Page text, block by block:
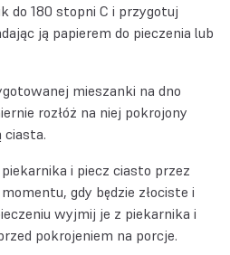
do 180 stopni C i przygotuj
ją papierem do pieczenia lub
mieszanki na dno
rozłóż na niej pokrojony
ciasta.
i piecz ciasto przez
gdy będzie złociste i
wyjmij je z piekarnika i
pokrojeniem na porcje.